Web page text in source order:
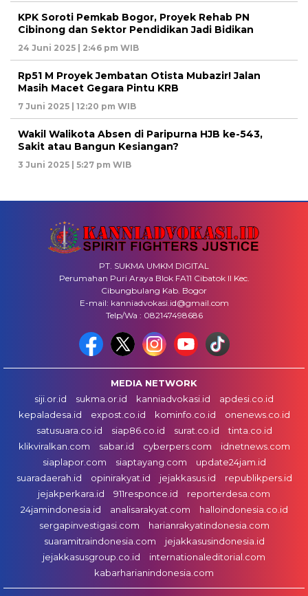
KPK Soroti Pemkab Bogor, Proyek Rehab PN
Cibinong dan Sektor Pendidikan Jadi Bidikan
24 Juni 2025 | 2:46 pm WIB
Rp51 M Proyek Jembatan Otista Mubazir! Jalan
Masih Macet Gegara Pintu KRB
7 Juni 2025 | 12:20 pm WIB
Wakil Walikota Absen di Paripurna HJB ke-543,
Sakit atau Bangun Kesiangan?
3 Juni 2025 | 5:27 pm WIB
PT. SUKMA UMKM DIGITAL
Perumahan Puri Araya Blok FA11 Cibatok II Kec.
Cibungbulang Kab. Bogor
E-mail: kanniadvokasi.id@gmail.com
Telp/Wa : 082147498686
MEDIA NETWORK
siji.or.id
sukma.or.id kanniadvokasi.id
apdesi.co.id
kepaladesa.id
expost.co.id kominfo.co.id
onenews.co.id
satusuara.co.id
siap86.co.id surat.co.id
tinta.co.id
klikviralkan.com
sabar.id cyberpers.com
idnetnews.com
siaplapor.com
siaptayang.com
update24jam.id
suaradaerah.id
opinirakyat.id jejakkasus.id
republikpers.id
jejakperkara.id
911responce.id
reporterdesa.com
24jamindonesia.id
analisarakyat.com
halloindonesia.co.id
sergapinvestigasi.com
harianrakyatindonesia.com
suaramitraindonesia.com
jejakkasusindonesia.id
jejakkasusgroup.co.id
internationaleditorial.com
kabarharianindonesia.com